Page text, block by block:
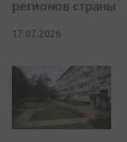
регионов страны
17.07.2026